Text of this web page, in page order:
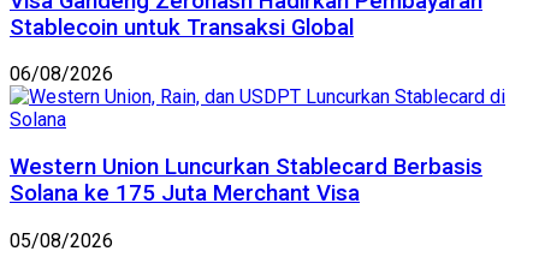
Stablecoin untuk Transaksi Global
06/08/2026
Western Union Luncurkan Stablecard Berbasis
Solana ke 175 Juta Merchant Visa
05/08/2026